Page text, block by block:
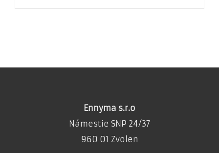
Ennyma s.r.o
Námestie SNP 24/37
960 01 Zvolen